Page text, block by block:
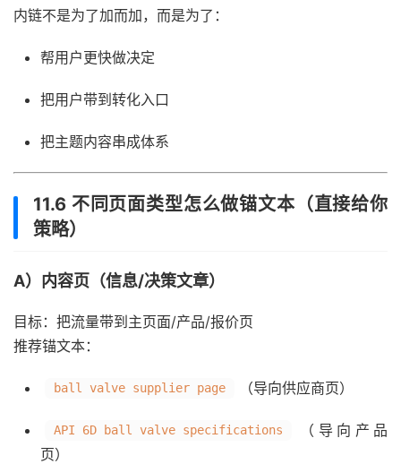
内链不是为了加而加，而是为了：
帮用户更快做决定
把用户带到转化入口
把主题内容串成体系
11.6 不同页面类型怎么做锚文本（直接给你
策略）
A）内容页（信息/决策文章）
目标：把流量带到主页面/产品/报价页
推荐锚文本：
ball valve supplier page （导向供应商页）
API 6D ball valve specifications
（导向产品
页）